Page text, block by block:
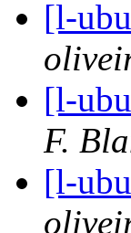
[l-
[l-
F.
[l-